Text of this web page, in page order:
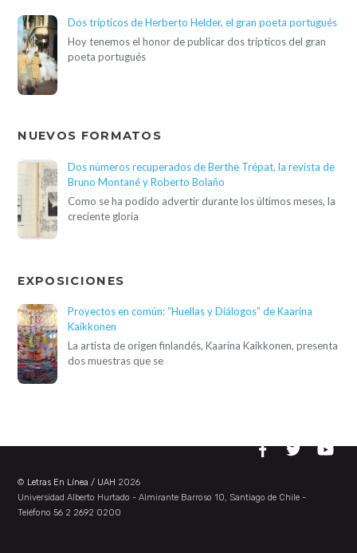
Dos trípticos de Herberto Helder, el gran poeta portugués
Hoy tenemos el honor de publicar dos trípticos del gran
poeta portugués
NUEVOS FORMATOS
Dos números recuperados de Berthe Trépat, la revista de
Bruno Montané y Roberto Bolaño
Como se ha podido advertir durante los últimos meses, la
creciente gloria
EXPOSICIONES
Proyectos en común: “Huellas y Diálogos” de Kaarina
Kaikkonen
La artista de origen finlandés, Kaarina Kaikkonen, presenta
dos muestras que se
© Letras En Línea / UAH 2026
Universidad Alberto Hurtado - Almirante Barroso 10, Santiago de Chile -
Teléfono 56 2 2692 0200